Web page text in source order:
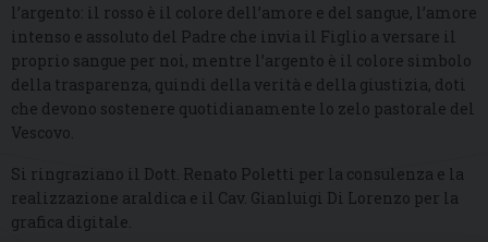
l’argento: il rosso è il colore dell’amore e del sangue, l’amore
intenso e assoluto del Padre che invia il Figlio a versare il
proprio sangue per noi, mentre l’argento è il colore simbolo
della trasparenza, quindi della verità e della giustizia, doti
che devono sostenere quotidianamente lo zelo pastorale del
Vescovo.
Si ringraziano il Dott. Renato Poletti per la consulenza e la
realizzazione araldica e il Cav. Gianluigi Di Lorenzo per la
grafica digitale.